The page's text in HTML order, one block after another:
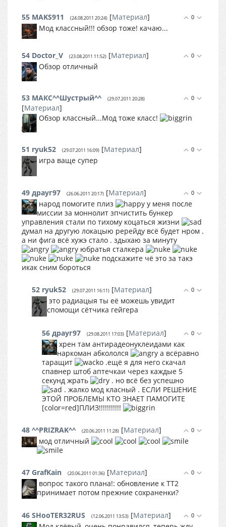
0
55 MAKS911 (24.08.2011 20:24) [Материал]
Мод классный!!! обзор тоже! качаю...
0
54 Doctor_V (23.08.2011 11:52) [Материал]
Обзор отличный
0
53 МАКС^^Шустрый^^ (29.07.2011 20:28)
[Материал]
Обзор классный...Мод тоже класс!
0
51 ryuk52 (29.07.2011 16:09) [Материал]
игра ваще супер
0
49 драуг97 (26.06.2011 20:17) [Материал]
народ помогите плиз
у меня после
миссии за моннолит зпчистить бункер
управления стали по тихому коцаться жизни
думал на другую локацыю ререйду всё будет нром .
а ни фига всё хужэ стало . здыхаю за минуту
юбратья сталкера
подскажите чё это за такэ
икак сним бороться
0
52 ryuk52 (29.07.2011 16:11) [Материал]
это радиацыя ты её можешь увидит
спомощи сётчика гейгера
0
56 драуг97 (29.08.2011 17:03) [Материал]
хрен там антирадеонуклеидами как
наркоман абкололся
а всёравно
таращит
.ещё я для него скачал
спавнер штоб аптечкаи через каждые 5
секунд жрать
. но всё без успешно
. жалко мод класный . ЕСЛИ РЕШЕНИЕ
ЭТОЙ ПРОБЛЕМЫ КТО ЗНАЕТ ПАМОГИТЕ
[color=red]ПЛИЗ!!!!!!!!!!!
0
48 ^^PRIZRAK^^ (20.06.2011 11:28) [Материал]
мод отличный
0
47 GrafKain (20.06.2011 01:36) [Материал]
вопрос такого плана!: обновление к ТТ2
принимает потом прежние сохраненки?
0
46 SHooTER32RUS (12.06.2011 13:53) [Материал]